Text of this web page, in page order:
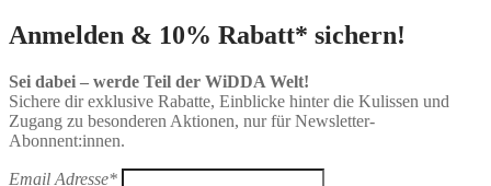
Anmelden & 10% Rabatt* sichern!
Sei dabei – werde Teil der WiDDA Welt!
Sichere dir exklusive Rabatte, Einblicke hinter die Kulissen und
Zugang zu besonderen Aktionen, nur für Newsletter-
Abonnent:innen.
Email Adresse*